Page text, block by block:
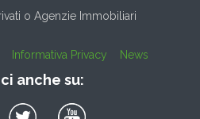
o Agenzie Immobiliari
Informativa Privacy News
anche su: